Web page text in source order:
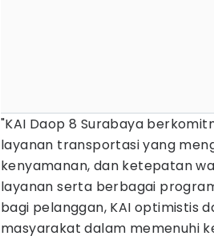
"KAI Daop 8 Surabaya
layanan transportasi yang
kenyamanan, dan ketepatan
layanan serta berbagai
bagi pelanggan, KAI optimistis
masyarakat dalam memenuhi